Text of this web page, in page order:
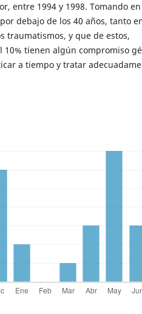
entre 1994 y 1998. Tomando
debajo de los 40 años, tanto
traumatismos, y que de estos,
10% tienen algún compromiso
a tiempo y tratar